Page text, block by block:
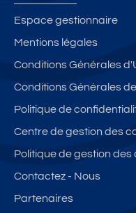
Espace gestionnaire
Mentions légales
Conditions Générales
Conditions Générales
Politique de
Centre de gestion des
Politique de gestion des
Contactez - Nous
Partenaires